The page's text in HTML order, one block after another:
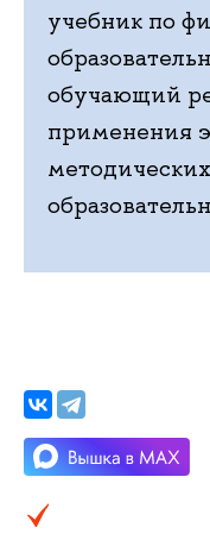
учебник по
обучающий
применения